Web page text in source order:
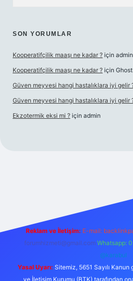
SON YORUMLAR
Kooperatifçilik maaşı ne kadar ? için admin
Kooperatifçilik maaşı ne kadar ? için Ghost
Güven meyvesi hangi hastalıklara iyi gelir
Güven meyvesi hangi hastalıklara iyi gelir
Ekzotermik eksi mi ? için admin
Reklam ve İletişim: E-mail:
forumhizmeti@gmail.com Whatsapp:
@karabul
Yasal Uyarı: Sitemiz, 5651 Sayılı
ve İletişim Kurumu (BTK) tarafından